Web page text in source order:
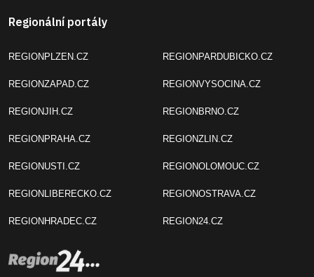
Regionální portály
REGIONPLZEN.CZ
REGIONZAPAD.CZ
REGIONJIH.CZ
REGIONPRAHA.CZ
REGIONUSTI.CZ
REGIONLIBERECKO.CZ
REGIONHRADEC.CZ
REGIONPARDUBICKO.CZ
REGIONVYSOCINA.CZ
REGIONBRNO.CZ
REGIONZLIN.CZ
REGIONOLOMOUC.CZ
REGIONOSTRAVA.CZ
REGION24.CZ